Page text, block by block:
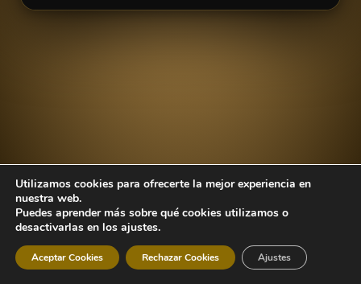
CORREO ELECTRÓNICO
MENSAJE
Utilizamos cookies para ofrecerte la mejor experiencia en
nuestra web.
Puedes aprender más sobre qué cookies utilizamos o
desactivarlas en los ajustes.
Aceptar Cookies Rechazar Cookies Ajustes